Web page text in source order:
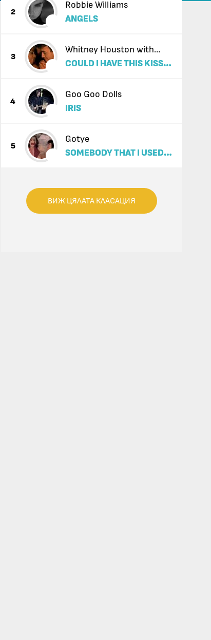
2
Robbie Williams
ANGELS
3
Whitney Houston with
Enrique Iglesias
COULD I HAVE THIS KISS
4
Goo Goo Dolls
IRIS
5
Gotye
SOMEBODY THAT I USED
ВИЖ ЦЯЛАТА КЛАСАЦИЯ